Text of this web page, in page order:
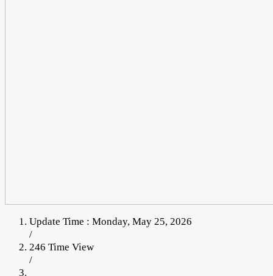
Update Time : Monday, May 25, 2026
/
246 Time View
/